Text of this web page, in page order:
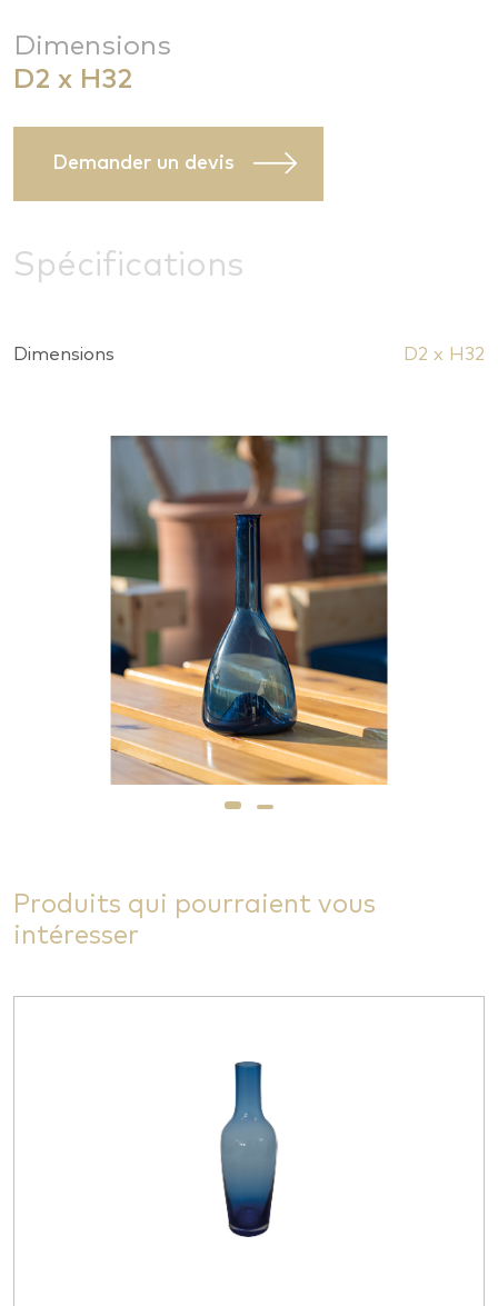
Dimensions
D2 x H32
Demander un devis
Spécifications
Dimensions D2 x H32
Produits qui pourraient vous
intéresser